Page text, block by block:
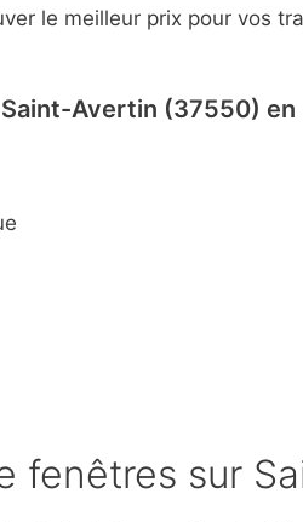
le meilleur prix pour vos
Avertin (37550)
fenêtres sur